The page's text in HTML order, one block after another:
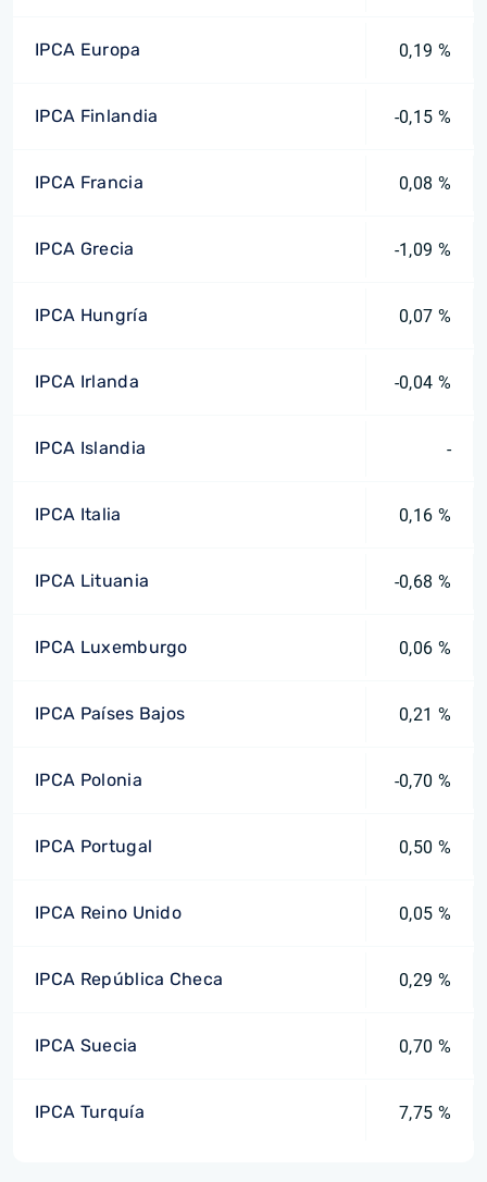
IPCA Europa 0,19 %
IPCA Finlandia -0,15 %
IPCA Francia 0,08 %
IPCA Grecia -1,09 %
IPCA Hungría 0,07 %
IPCA Irlanda -0,04 %
IPCA Islandia -
IPCA Italia 0,16 %
IPCA Lituania -0,68 %
IPCA Luxemburgo 0,06 %
IPCA Países Bajos 0,21 %
IPCA Polonia -0,70 %
IPCA Portugal 0,50 %
IPCA Reino Unido 0,05 %
IPCA República Checa 0,29 %
IPCA Suecia 0,70 %
IPCA Turquía 7,75 %